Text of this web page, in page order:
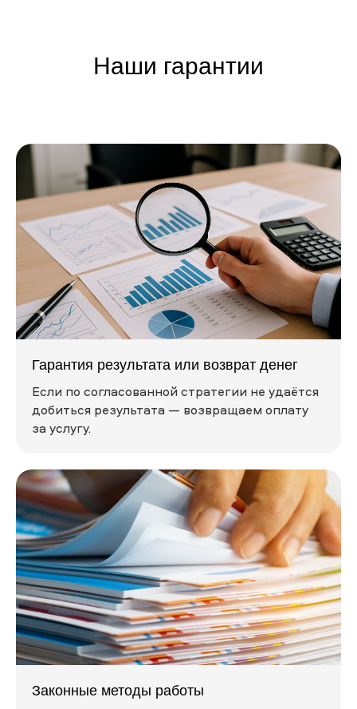
Наши гарантии
Гарантия результата или возврат денег
Если по согласованной стратегии не удаётся
добиться результата — возвращаем оплату
за услугу.
Законные методы работы